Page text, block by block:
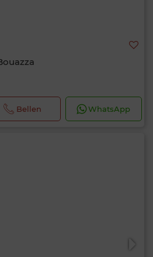
Bellen WhatsApp